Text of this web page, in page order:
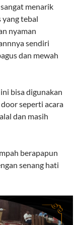
menarik
tebal
nyaman
sendiri
dan mewah
bisa digunakan
seperti acara
dan masih
berapapun
senang hati